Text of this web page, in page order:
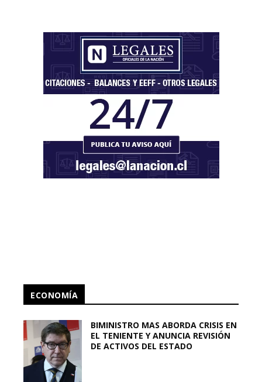
ECONOMÍA
BIMINISTRO MAS ABORDA CRISIS EN
EL TENIENTE Y ANUNCIA REVISIÓN
DE ACTIVOS DEL ESTADO